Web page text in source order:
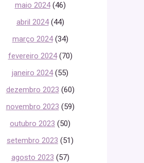
maio 2024(46)
abril 2024(44)
março 2024(34)
fevereiro 2024(70)
janeiro 2024(55)
dezembro 2023 (60)
novembro 2023 (59)
outubro 2023 (50)
setembro 2023 (51)
agosto 2023 (57)